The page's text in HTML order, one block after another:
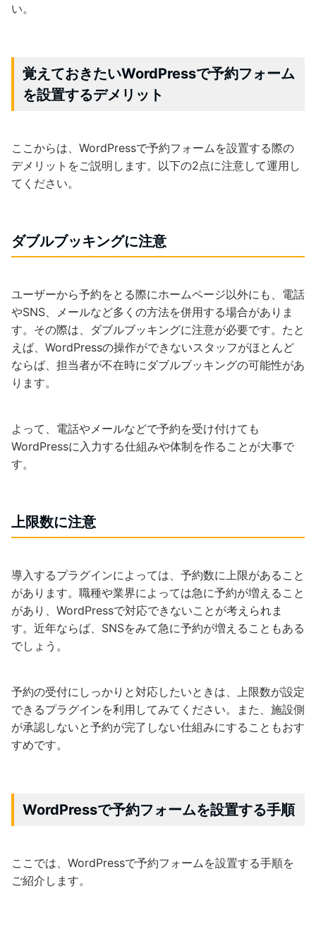
い。
覚えておきたいWordPressで予約フォーム
を設置するデメリット
ここからは、WordPressで予約フォームを設置する際の
デメリットをご説明します。以下の2点に注意して運用し
てください。
ダブルブッキングに注意
ユーザーから予約をとる際にホームページ以外にも、電話
やSNS、メールなど多くの方法を併用する場合がありま
す。その際は、ダブルブッキングに注意が必要です。たと
えば、WordPressの操作ができないスタッフがほとんど
ならば、担当者が不在時にダブルブッキングの可能性があ
ります。
よって、電話やメールなどで予約を受け付けても
WordPressに入力する仕組みや体制を作ることが大事で
す。
上限数に注意
導入するプラグインによっては、予約数に上限があること
があります。職種や業界によっては急に予約が増えること
があり、WordPressで対応できないことが考えられま
す。近年ならば、SNSをみて急に予約が増えることもある
でしょう。
予約の受付にしっかりと対応したいときは、上限数が設定
できるプラグインを利用してみてください。また、施設側
が承認しないと予約が完了しない仕組みにすることもおす
すめです。
WordPressで予約フォームを設置する手順
ここでは、WordPressで予約フォームを設置する手順を
ご紹介します。